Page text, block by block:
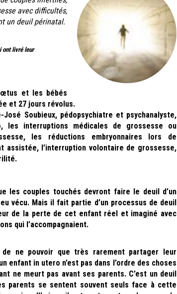
avec difficultés,
un deuil périnatal.
ont livré leur
et les bébés
et 27 jours révolus.
Soubieux, pédopsychiatre et psychanalyste,
interruptions médicales de grossesse ou
les réductions embryonnaires lors de
assistée, l’interruption volontaire de grossesse,
les couples touchés devront faire le deuil d’un
vécu. Mais il fait partie d’un processus de deuil
de la perte de cet enfant réel et imaginé avec
qui l’accompagnaient.
ne pouvoir que très rarement partager leur
enfant in utero n’est pas dans l’ordre des choses
ne meurt pas avant ses parents. C’est un deuil
parents se sentent souvent seuls face à cette